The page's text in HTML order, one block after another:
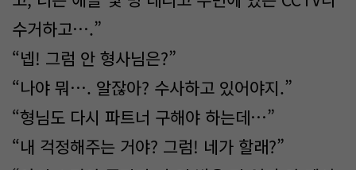
수거하고….”
“넵! 그럼 안 형사님은?”
“나야 뭐…. 알잖아? 수사하고 있어야지.”
“형님도 다시 파트너 구해야 하는데…”
“내 걱정해주는 거야? 그럼! 네가 할래?”